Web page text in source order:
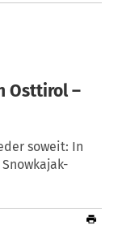
Osttirol –
soweit: In